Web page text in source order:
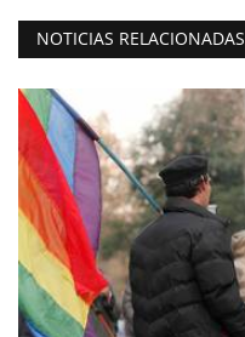
NOTICIAS RELACIONADAS